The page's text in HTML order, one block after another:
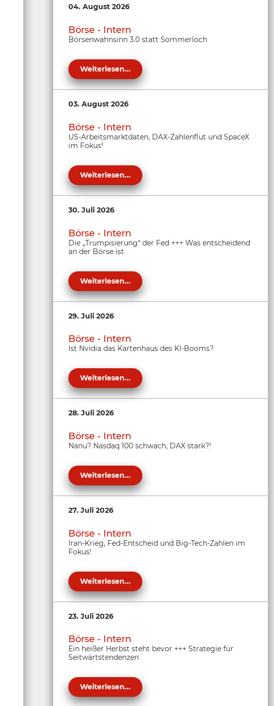
04. August 2026
Börse - Intern
Börsenwahnsinn 3.0 statt Sommerloch
Weiterlesen...
03. August 2026
Börse - Intern
US-Arbeitsmarktdaten, DAX-Zahlenflut und SpaceX
im Fokus!
Weiterlesen...
30. Juli 2026
Börse - Intern
Die „Trumpisierung“ der Fed +++ Was entscheidend
an der Börse ist
Weiterlesen...
29. Juli 2026
Börse - Intern
Ist Nvidia das Kartenhaus des KI-Booms?
Weiterlesen...
28. Juli 2026
Börse - Intern
Nanu? Nasdaq 100 schwach, DAX stark?!
Weiterlesen...
27. Juli 2026
Börse - Intern
Iran-Krieg, Fed-Entscheid und Big-Tech-Zahlen im
Fokus!
Weiterlesen...
23. Juli 2026
Börse - Intern
Ein heißer Herbst steht bevor +++ Strategie für
Seitwärtstendenzen
Weiterlesen...